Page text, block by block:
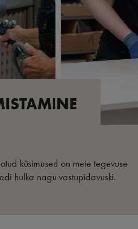
küsimused on meie tegevuse
hulka nagu vastupidavuski.